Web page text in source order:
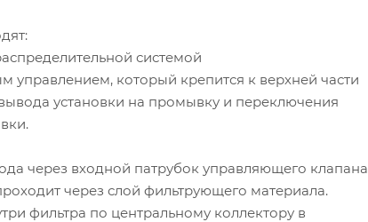
системой
управлением, который крепится к верхней части
установки на промывку и переключения
через входной патрубок управляющего клапана
через слой фильтрующего материала.
фильтра по центральному коллектору в